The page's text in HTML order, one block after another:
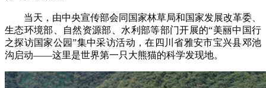
当天，由中央宣传部会同国家林草局和国家发展改革委、
生态环境部、自然资源部、水利部等部门开展的“美丽中国行
之探访国家公园”集中采访活动，在四川省雅安市宝兴县邓池
沟启动——这里是世界第一只大熊猫的科学发现地。